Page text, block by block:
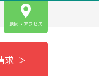
地図・アクセス
求 ＞